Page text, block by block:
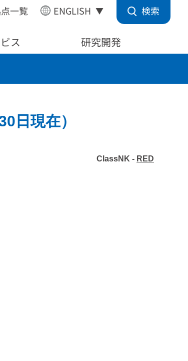
検索
ENGLISH
一覧
ス 研究開発
⽇現在）
ClassNK - RED